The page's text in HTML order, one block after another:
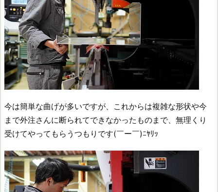
今は簡単な曲げが多いですが、これからは複雑な形状や今
まで外注さんに断られてできなかったものまで、無理くり
受けてやってもらうつもりです(￣ー￣)ﾆﾔﾘｯ